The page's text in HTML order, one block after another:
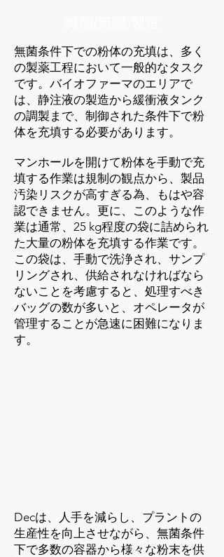
無菌条件下での粉体の充填は、多く
の製薬工程において一般的なタスク
です。バイオファーマのエリアで
は、静注液の製造から緩衝液タンク
の調製まで、制御された条件下で粉
体を充填する必要があります。
マンホールを開けて粉体を手動で充
填する作業は規制の観点から、製品
汚染リスクが高すぎる為、もはや容
認できません。更に、このような作
業は通常、25 kg程度の袋に詰められ
た大量の粉体を充填する作業です。
この袋は、手動で洗浄され、サンプ
リングされ、供給されなければなら
ないことを考慮すると、処理すべき
バッグの数が多いと、オペレータが
管理することが急速に困難になりま
す。
Decは、人手を減らし、プラントの
生産性を向上させながら、無菌条件
下で多数の容器から様々な粉末を供